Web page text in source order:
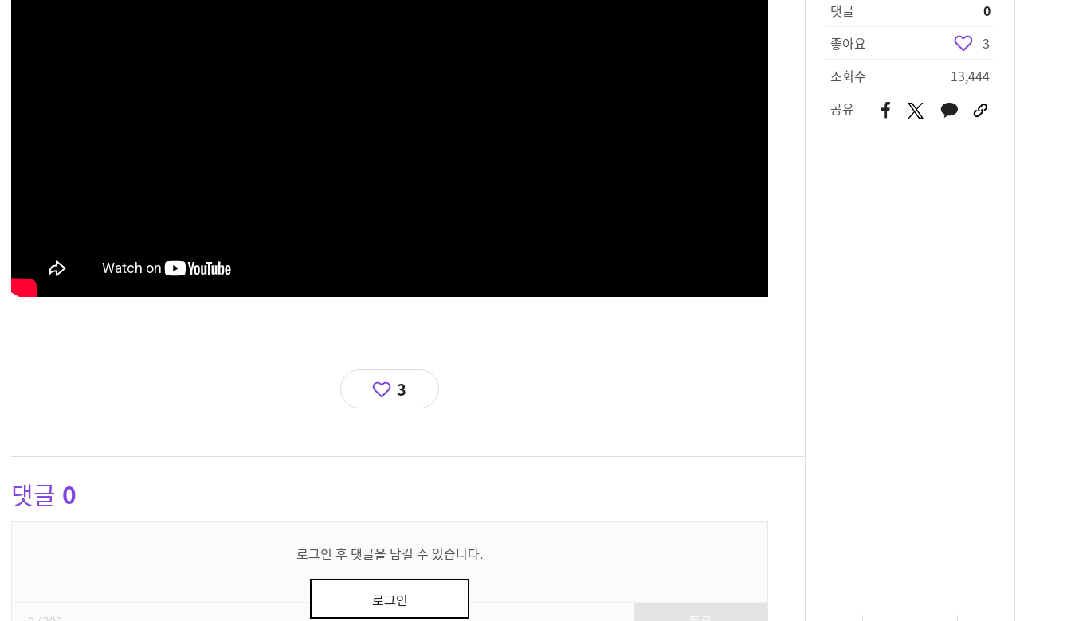
댓글
0
좋아요
3
조회수
13,444
공유
3
댓글 0
로그인 후 댓글을 남길 수 있습니다.
로그인